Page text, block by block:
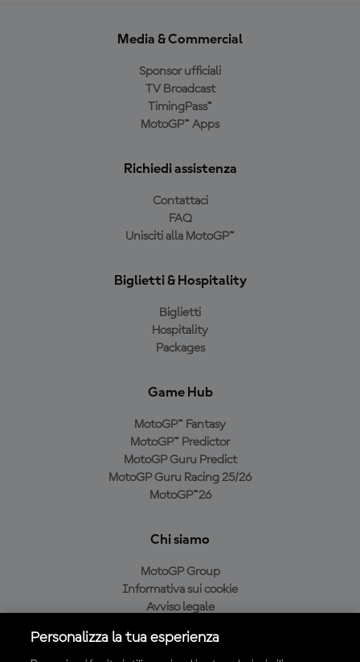
Media & Commercial
Sponsor ufficiali
TV Broadcast
TimingPass™
MotoGP™ Apps
Richiedi assistenza
Contattaci
FAQ
Unisciti alla MotoGP™
Biglietti & Hospitality
Biglietti
Hospitality
Packages
Game Hub
MotoGP™ Fantasy
MotoGP™ Predictor
MotoGP Guru Predict
MotoGP Guru Racing 25/26
MotoGP™26
Chi siamo
MotoGP Group
Informativa sui cookie
Avviso legale
Condizioni di acquisto
Personalizza la tua esperienza